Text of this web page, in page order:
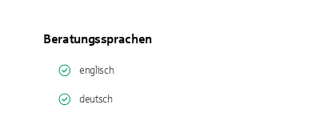
Beratungssprachen
englisch
deutsch